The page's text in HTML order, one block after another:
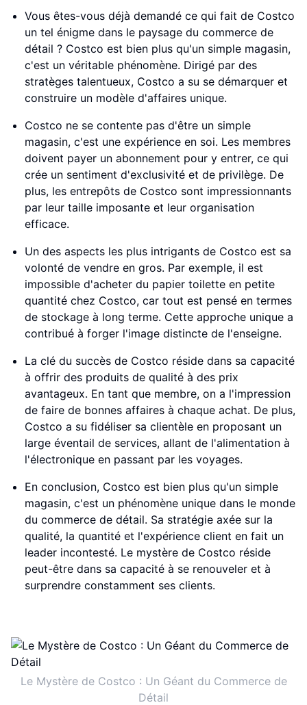
Vous êtes-vous déjà demandé ce qui fait de Costco
un tel énigme dans le paysage du commerce de
détail ? Costco est bien plus qu'un simple magasin,
c'est un véritable phénomène. Dirigé par des
stratèges talentueux, Costco a su se démarquer et
construire un modèle d'affaires unique.
Costco ne se contente pas d'être un simple
magasin, c'est une expérience en soi. Les membres
doivent payer un abonnement pour y entrer, ce qui
crée un sentiment d'exclusivité et de privilège. De
plus, les entrepôts de Costco sont impressionnants
par leur taille imposante et leur organisation
efficace.
Un des aspects les plus intrigants de Costco est sa
volonté de vendre en gros. Par exemple, il est
impossible d'acheter du papier toilette en petite
quantité chez Costco, car tout est pensé en termes
de stockage à long terme. Cette approche unique a
contribué à forger l'image distincte de l'enseigne.
La clé du succès de Costco réside dans sa capacité
à offrir des produits de qualité à des prix
avantageux. En tant que membre, on a l'impression
de faire de bonnes affaires à chaque achat. De plus,
Costco a su fidéliser sa clientèle en proposant un
large éventail de services, allant de l'alimentation à
l'électronique en passant par les voyages.
En conclusion, Costco est bien plus qu'un simple
magasin, c'est un phénomène unique dans le monde
du commerce de détail. Sa stratégie axée sur la
qualité, la quantité et l'expérience client en fait un
leader incontesté. Le mystère de Costco réside
peut-être dans sa capacité à se renouveler et à
surprendre constamment ses clients.
Le Mystère de Costco : Un Géant du Commerce de
Détail